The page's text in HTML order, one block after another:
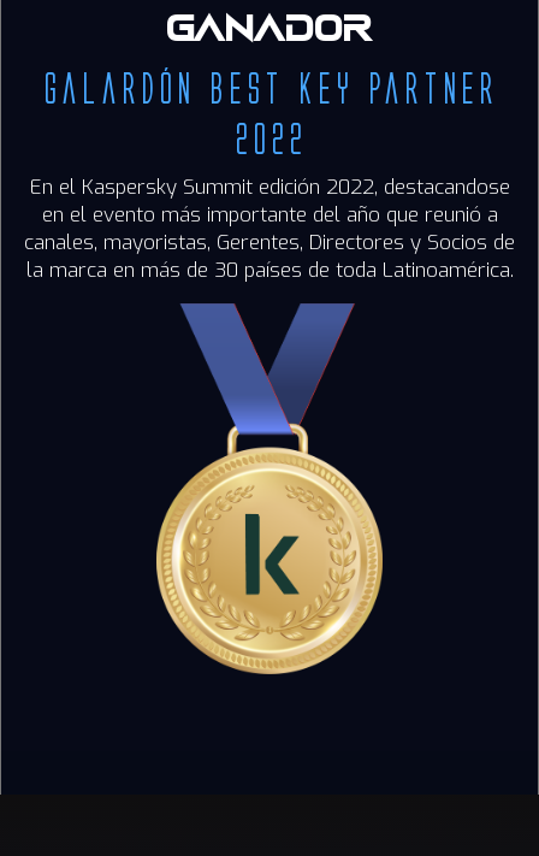
ganador
galardón Best Key Partner
2022
En el Kaspersky Summit edición 2022, destacandose
en el evento más importante del año que reunió a
canales, mayoristas, Gerentes, Directores y Socios de
la marca en más de 30 países de toda Latinoamérica.